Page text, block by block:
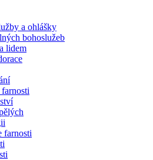
a ohlášky
bohoslužeb
lidem
farnosti